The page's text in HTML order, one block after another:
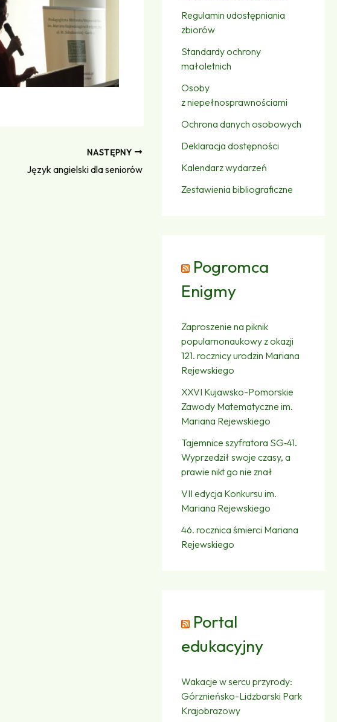
NASTĘPNY
Język angielski dla seniorów
Regulamin udostępniania
zbiorów
Standardy ochrony
małoletnich
Osoby
z niepełnosprawnościami
Ochrona danych osobowych
Deklaracja dostępności
Kalendarz wydarzeń
Zestawienia bibliograficzne
Pogromca
Enigmy
Zaproszenie na piknik
popularnonaukowy z okazji
121. rocznicy urodzin Mariana
Rejewskiego
XXVI Kujawsko-Pomorskie
Zawody Matematyczne im.
Mariana Rejewskiego
Tajemnice szyfratora SG‑41.
Wyprzedził swoje czasy, a
prawie nikt go nie znał
VII edycja Konkursu im.
Mariana Rejewskiego
46. rocznica śmierci Mariana
Rejewskiego
Portal
edukacyjny
Wakacje w sercu przyrody:
Górznieńsko-Lidzbarski Park
Krajobrazowy